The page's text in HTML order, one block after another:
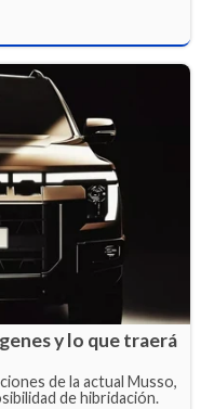
y lo que traerá
de la actual Musso,
de hibridación.